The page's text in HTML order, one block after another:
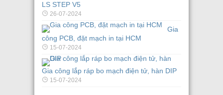
LS STEP V5
26-07-2024
Gia
công PCB, đặt mạch in tại HCM
15-07-2024
Gia công lắp ráp bo mạch điện tử, hàn DIP
15-07-2024